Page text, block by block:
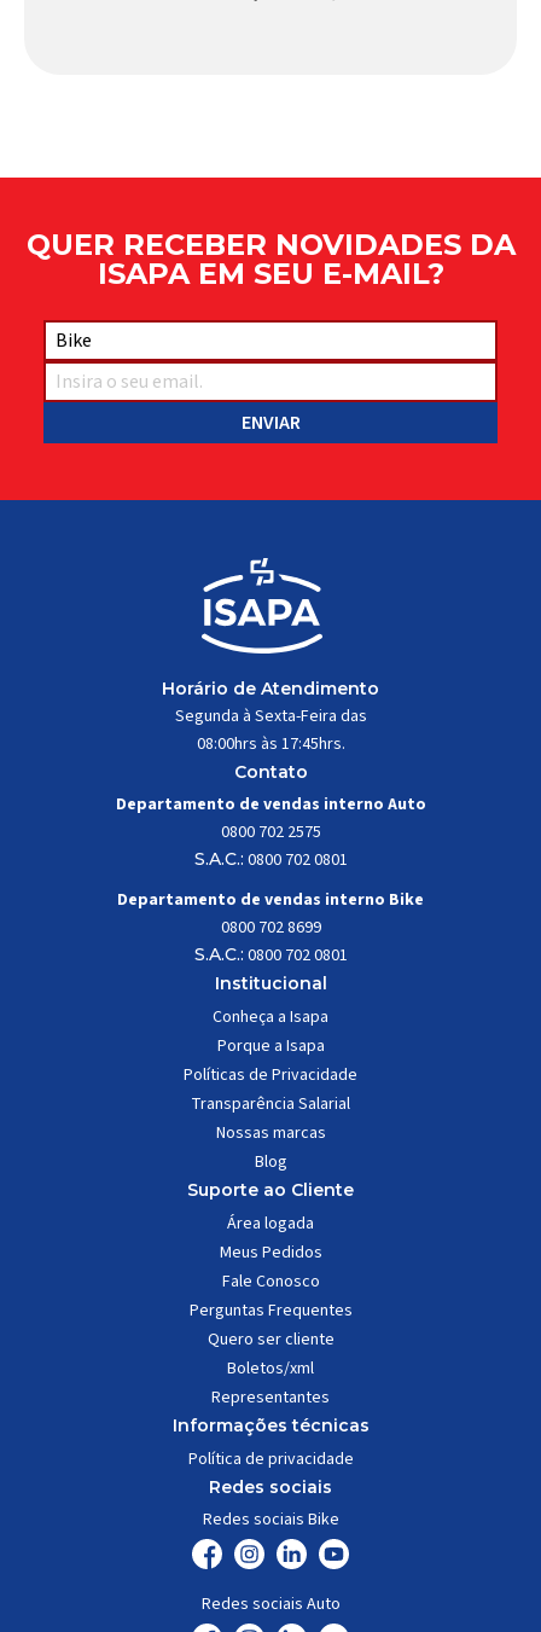
QUER RECEBER NOVIDADES DA
ISAPA EM SEU E-MAIL?
Horário de Atendimento
Segunda à Sexta-Feira das
08:00hrs às 17:45hrs.
Contato
Departamento de vendas interno Auto
0800 702 2575
S.A.C.: 0800 702 0801
Departamento de vendas interno Bike
0800 702 8699
S.A.C.: 0800 702 0801
Institucional
Conheça a Isapa
Porque a Isapa
Políticas de Privacidade
Transparência Salarial
Nossas marcas
Blog
Suporte ao Cliente
Área logada
Meus Pedidos
Fale Conosco
Perguntas Frequentes
Quero ser cliente
Boletos/xml
Representantes
Informações técnicas
Política de privacidade
Redes sociais
Redes sociais Bike
Redes sociais Auto